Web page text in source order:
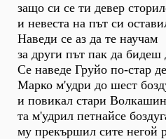
защо си се ти девер
и невеста на път си
Наведи се аз да те научам
за други път пак да бидеш
Се наведе Груйо по-стар
Марко м'удри до шест
и повикал стари
та м'удрил петнайсе
му прекършил сите негой